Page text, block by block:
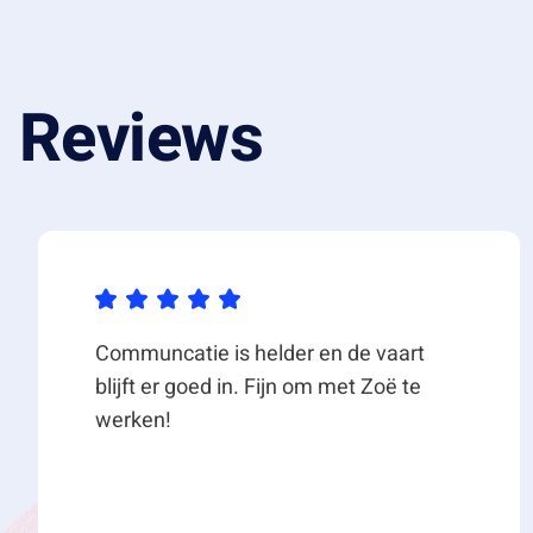
Reviews
Communcatie is helder en de vaart
blijft er goed in. Fijn om met Zoë te
werken!